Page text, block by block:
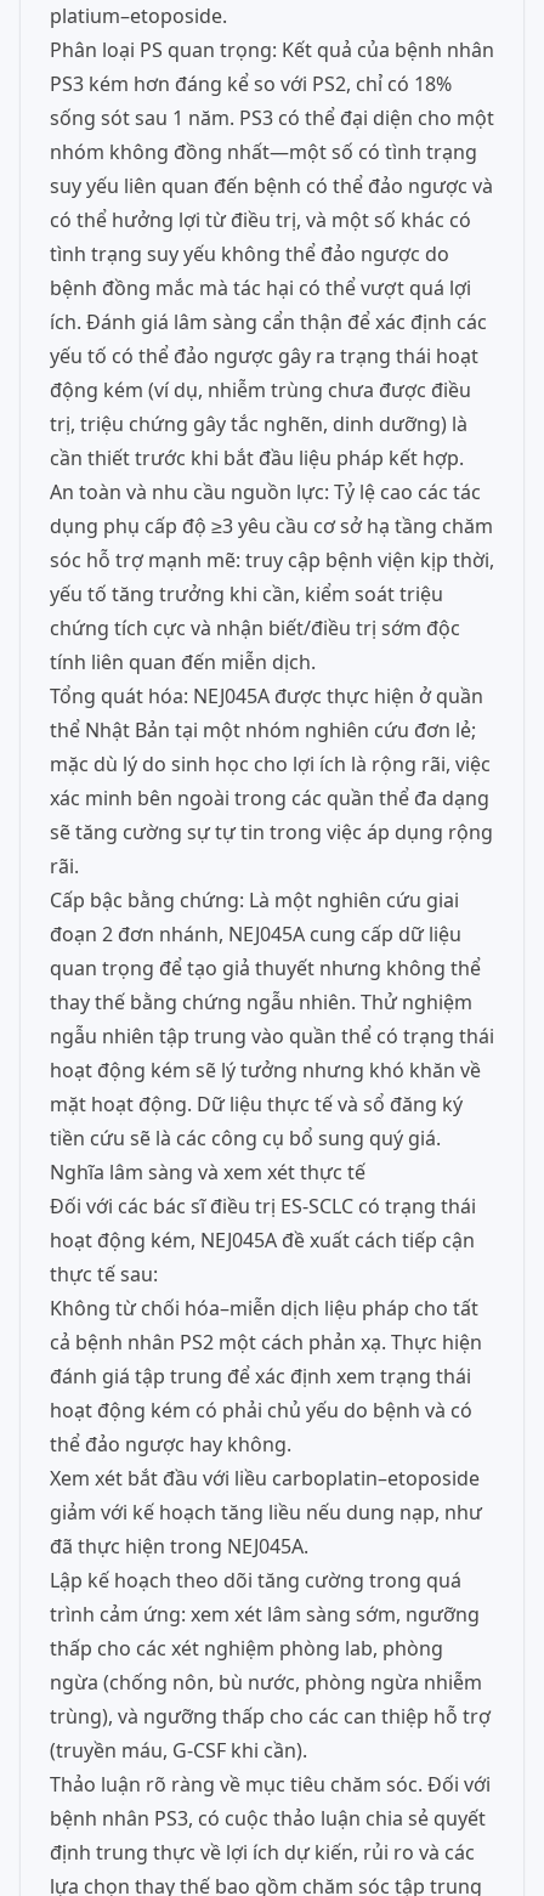
platium–etoposide.
Phân loại PS quan trọng: Kết quả của bệnh nhân
PS3 kém hơn đáng kể so với PS2, chỉ có 18%
sống sót sau 1 năm. PS3 có thể đại diện cho một
nhóm không đồng nhất—một số có tình trạng
suy yếu liên quan đến bệnh có thể đảo ngược và
có thể hưởng lợi từ điều trị, và một số khác có
tình trạng suy yếu không thể đảo ngược do
bệnh đồng mắc mà tác hại có thể vượt quá lợi
ích. Đánh giá lâm sàng cẩn thận để xác định các
yếu tố có thể đảo ngược gây ra trạng thái hoạt
động kém (ví dụ, nhiễm trùng chưa được điều
trị, triệu chứng gây tắc nghẽn, dinh dưỡng) là
cần thiết trước khi bắt đầu liệu pháp kết hợp.
An toàn và nhu cầu nguồn lực: Tỷ lệ cao các tác
dụng phụ cấp độ ≥3 yêu cầu cơ sở hạ tầng chăm
sóc hỗ trợ mạnh mẽ: truy cập bệnh viện kịp thời,
yếu tố tăng trưởng khi cần, kiểm soát triệu
chứng tích cực và nhận biết/điều trị sớm độc
tính liên quan đến miễn dịch.
Tổng quát hóa: NEJ045A được thực hiện ở quần
thể Nhật Bản tại một nhóm nghiên cứu đơn lẻ;
mặc dù lý do sinh học cho lợi ích là rộng rãi, việc
xác minh bên ngoài trong các quần thể đa dạng
sẽ tăng cường sự tự tin trong việc áp dụng rộng
rãi.
Cấp bậc bằng chứng: Là một nghiên cứu giai
đoạn 2 đơn nhánh, NEJ045A cung cấp dữ liệu
quan trọng để tạo giả thuyết nhưng không thể
thay thế bằng chứng ngẫu nhiên. Thử nghiệm
ngẫu nhiên tập trung vào quần thể có trạng thái
hoạt động kém sẽ lý tưởng nhưng khó khăn về
mặt hoạt động. Dữ liệu thực tế và sổ đăng ký
tiền cứu sẽ là các công cụ bổ sung quý giá.
Nghĩa lâm sàng và xem xét thực tế
Đối với các bác sĩ điều trị ES-SCLC có trạng thái
hoạt động kém, NEJ045A đề xuất cách tiếp cận
thực tế sau:
Không từ chối hóa–miễn dịch liệu pháp cho tất
cả bệnh nhân PS2 một cách phản xạ. Thực hiện
đánh giá tập trung để xác định xem trạng thái
hoạt động kém có phải chủ yếu do bệnh và có
thể đảo ngược hay không.
Xem xét bắt đầu với liều carboplatin–etoposide
giảm với kế hoạch tăng liều nếu dung nạp, như
đã thực hiện trong NEJ045A.
Lập kế hoạch theo dõi tăng cường trong quá
trình cảm ứng: xem xét lâm sàng sớm, ngưỡng
thấp cho các xét nghiệm phòng lab, phòng
ngừa (chống nôn, bù nước, phòng ngừa nhiễm
trùng), và ngưỡng thấp cho các can thiệp hỗ trợ
(truyền máu, G-CSF khi cần).
Thảo luận rõ ràng về mục tiêu chăm sóc. Đối với
bệnh nhân PS3, có cuộc thảo luận chia sẻ quyết
định trung thực về lợi ích dự kiến, rủi ro và các
lựa chọn thay thế bao gồm chăm sóc tập trung